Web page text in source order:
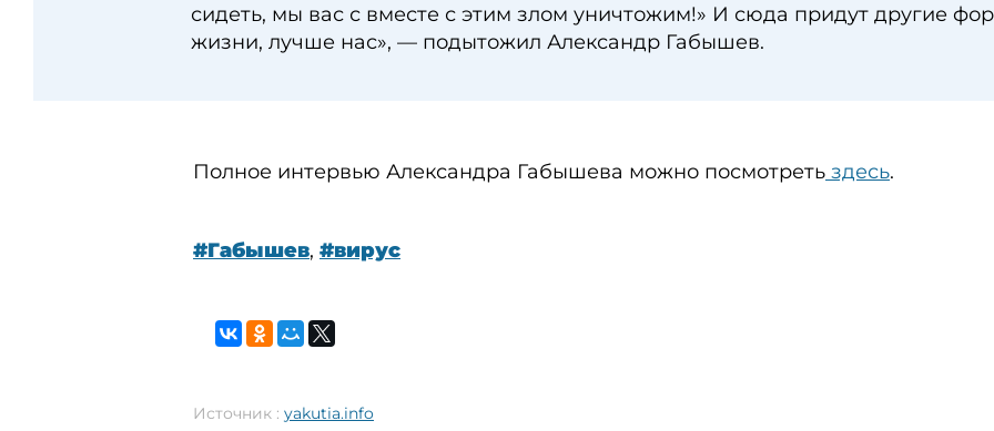
сидеть, мы вас с вместе с этим злом уничтожим!» И сюда придут другие
жизни, лучше нас», — подытожил Александр Габышев.
Полное интервью Александра Габышева можно посмотреть здесь.
#Габышев, #вирус
Источник : yakutia.info